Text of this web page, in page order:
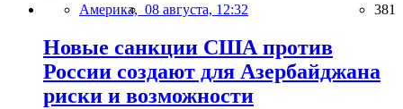
Америка, 08 августа, 12:32 381
Новые санкции США против
России создают для Азербайджана
риски и возможности